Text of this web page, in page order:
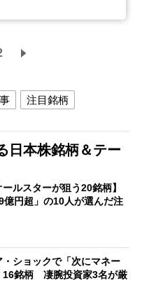
注目銘柄
日本株銘柄＆テー
ールスターが狙う20銘柄】
億円超」の10人が選んだ注
・ショックで「次にマネー
16銘柄 凄腕投資家3名が厳